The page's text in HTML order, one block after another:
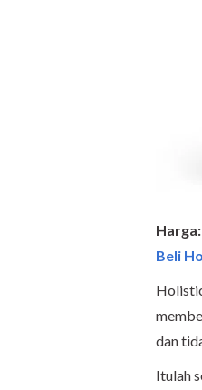
Beli
dan
Itulah